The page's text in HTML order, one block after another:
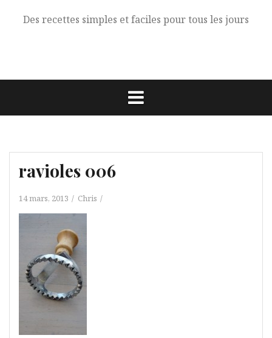
Des recettes simples et faciles pour tous les jours
ravioles 006
14 mars, 2013 Chris